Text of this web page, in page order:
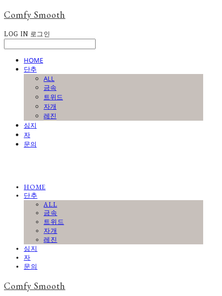
Comfy Smooth
LOG IN 로그인
HOME
단추
ALL
금속
트위드
자개
레진
심지
자
문의
HOME
단추
ALL
금속
트위드
자개
레진
심지
자
문의
Comfy Smooth